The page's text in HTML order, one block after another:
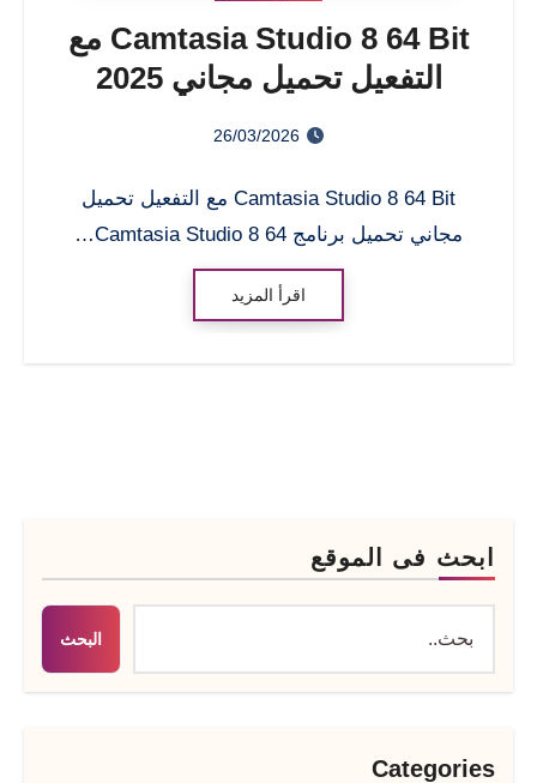
Camtasia Studio 8 64 Bit مع
التفعيل تحميل مجاني 2025
26/03/2026
Camtasia Studio 8 64 Bit مع التفعيل تحميل
مجاني تحميل برنامج Camtasia Studio 8 64…
اقرأ المزيد
ابحث فى الموقع
البحث
Categories